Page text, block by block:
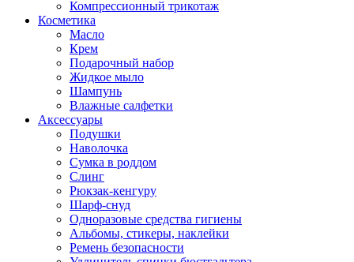
Компрессионный трикотаж
Косметика
Масло
Крем
Подарочный набор
Жидкое мыло
Шампунь
Влажные салфетки
Аксессуары
Подушки
Наволочка
Сумка в роддом
Cлинг
Рюкзак-кенгуру
Шарф-снуд
Одноразовые средства гигиены
Альбомы, стикеры, наклейки
Ремень безопасности